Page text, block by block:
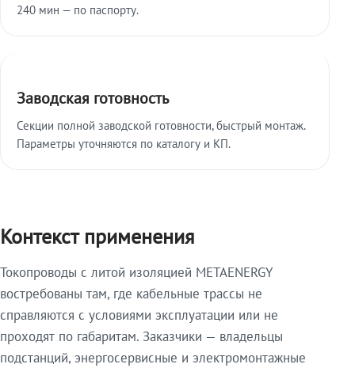
240 мин — по паспорту.
Заводская готовность
Секции полной заводской готовности, быстрый монтаж.
Параметры уточняются по каталогу и КП.
Контекст применения
Токопроводы с литой изоляцией METAENERGY
востребованы там, где кабельные трассы не
справляются с условиями эксплуатации или не
проходят по габаритам. Заказчики — владельцы
подстанций, энергосервисные и электромонтажные